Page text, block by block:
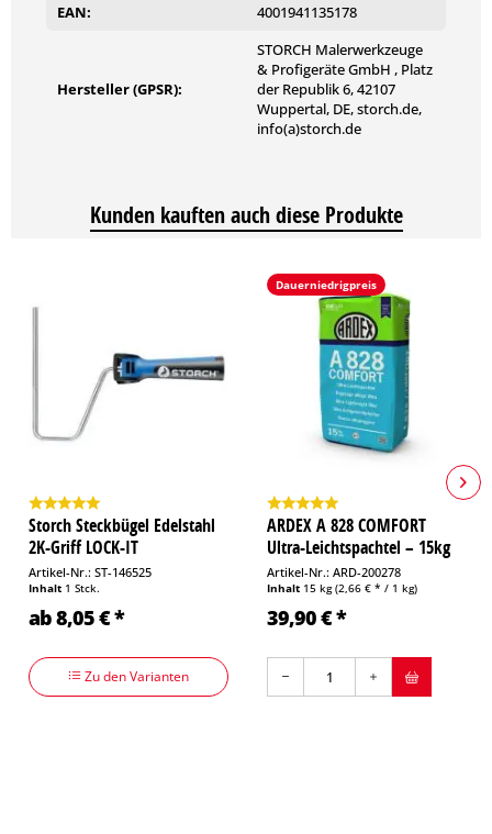
EAN:
4001941135178
Hersteller (GPSR):
STORCH Malerwerkzeuge
& Profigeräte GmbH , Platz
der Republik 6, 42107
Wuppertal, DE, storch.de,
info(a)storch.de
Kunden kauften auch diese Produkte
Storch Steckbügel Edelstahl
2K-Griff LOCK-IT
Artikel-Nr.: ST-146525
Inhalt 1 Stck.
ab 8,05 € *
Zu den Varianten
Dauerniedrigpreis
ARDEX A 828 COMFORT
Ultra-Leichtspachtel – 15kg
Artikel-Nr.: ARD-200278
Inhalt 15 kg(2,66 € * / 1 kg)
39,90 € *